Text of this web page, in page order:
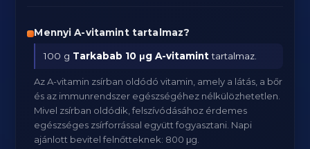
Mennyi A-vitamint tartalmaz?
100 g Tarkabab 10 μg A-vitaminttartalmaz.
Az A-vitamin zsírban oldódó vitamin, amely a látás, a bőr
és az immunrendszer egészségéhez nélkülözhetetlen.
Mivel zsírban oldódik, felszívódásához érdemes
egészséges zsírforrással együtt fogyasztani. Napi
ajánlott bevitel felnőtteknek: 800 μg.